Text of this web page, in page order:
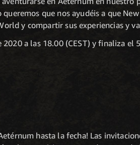
que nos ayudéis a que
y compartir sus experiencias y
a las 18.00 (CEST) y finaliza el
hasta la fecha! Las